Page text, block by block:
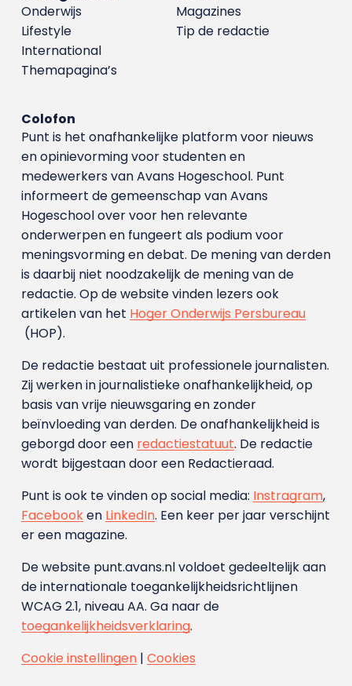
Magazines
Tip de redactie
Onderwijs
Lifestyle
International
Themapagina’s
Colofon
Punt is het onafhankelijke platform voor nieuws
en opinievorming voor studenten en
medewerkers van Avans Hoge­school. Punt
informeert de gemeenschap van Avans
Hogeschool over voor hen relevante
onderwerpen en fungeert als podium voor
meningsvorming en debat. De mening van derden
is daarbij niet noodzakelijk de mening van de
redactie. Op de website vinden lezers ook
artikelen van het Hoger Onderwijs Persbureau
(HOP).
De redactie bestaat uit professionele journalisten.
Zij werken in journalistieke onafhankelijkheid, op
basis van vrije nieuwsgaring en zonder
beïnvloeding van derden. De onafhankelijkheid is
geborgd door een redactiestatuut. De redactie
wordt bijgestaan door een Redactieraad.
Punt is ook te vinden op social media: Instragram,
Facebooken LinkedIn. Een keer per jaar verschijnt
er een magazine.
De website punt.avans.nl voldoet gedeeltelijk aan
de internationale toegankelijkheidsrichtlijnen
WCAG 2.1, niveau AA. Ga naar de
toegankelijkheidsverklaring.
Cookie instellingen| Cookies